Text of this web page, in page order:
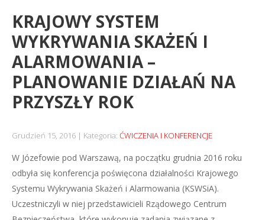
KRAJOWY SYSTEM
WYKRYWANIA SKAŻEŃ I
ALARMOWANIA –
PLANOWANIE DZIAŁAŃ NA
PRZYSZŁY ROK
Grudzień 15, 2016 Kategoria: ĆWICZENIA I KONFERENCJE
W Józefowie pod Warszawą, na początku grudnia 2016 roku
odbyła się konferencja poświęcona działalności Krajowego
Systemu Wykrywania Skażeń i Alarmowania (KSWSiA).
Uczestniczyli w niej przedstawicieli Rządowego Centrum